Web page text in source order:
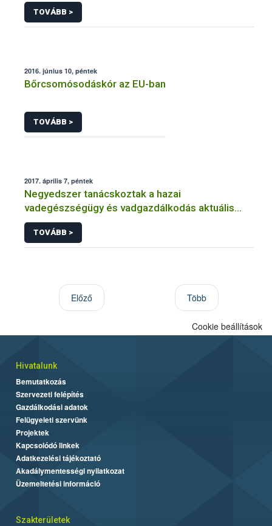
TOVÁBB >
2016. június 10, péntek
Bőrcsomósodáskór az EU-ban
TOVÁBB >
2017. április 7, péntek
Negyedszer tanácskoztak a hazai
vadegészségügy és vadgazdálkodás aktuális
kérdéseiről
TOVÁBB >
Előző Több
Cookie beállítások
Hivatalunk
Bemutatkozás
Szervezeti felépítés
Gazdálkodási adatok
Felügyeleti szervünk
Projektek
Kapcsolódó linkek
Adatkezelési tájékoztató
Akadálymentességi nyilatkozat
Üzemeltetési információ
Szakterületek